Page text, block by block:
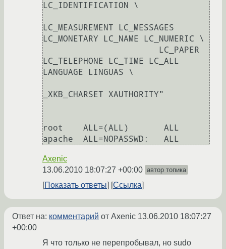
LC_IDENTIFICATION \
LC_MEASUREMENT LC_MESSAGES
LC_MONETARY LC_NAME LC_NUMERIC \
LC_TELEPHONE LC_TIME LC_ALL
LANGUAGE LINGUAS \
_XKB_CHARSET XAUTHORITY"
root    ALL=(ALL)       ALL
apache  ALL=NOPASSWD:   ALL
Axenic
13.06.2010 18:07:27 +00:00 автор топика
Показать ответы Ссылка
Ответ на: комментарий от Axenic 13.06.2010 18:07:27
+00:00
Я что только не перепробывал, но sudo